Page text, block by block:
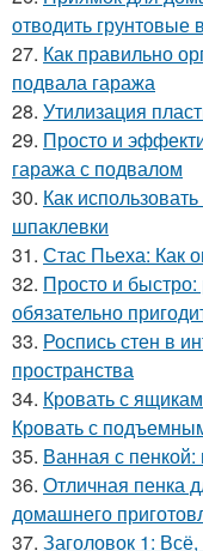
отводить грунтовые
27. Как правильно
подвала гаража
28. Утилизация
29. Просто и
гаража с подвалом
30. Как
шпаклевки
31. Стас Пьеха: Как
32. Просто и
обязательно
33. Роспись стен в
пространства
34. Кровать с
Кровать с
35. Ванная с пенкой:
36. Отличная пенка
домашнего
37. Заголовок 1: